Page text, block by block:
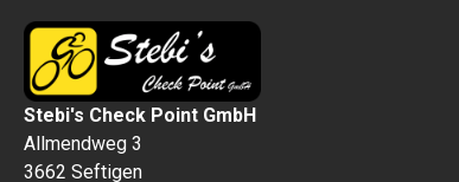
Stebi's Check Point GmbH
Allmendweg 3
3662 Seftigen